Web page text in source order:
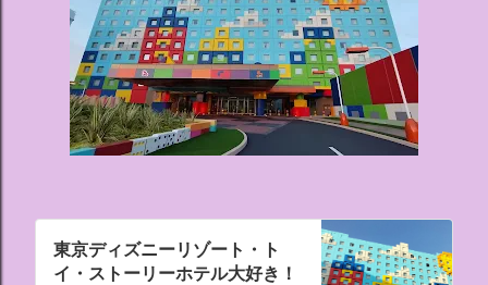
東京ディズニーリゾート・ト
イ・ストーリーホテル大好き！